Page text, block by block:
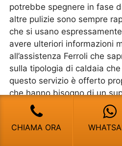
potrebbe spegnere in fase
altre pulizie sono sempre
che si usano
avere ulteriori informazioni
all’assistenza Ferroli che
sulla tipologia di caldaia
questo servizio è offerto
che hanno bisogno di un
Ferroli San
CHIAMA ORA